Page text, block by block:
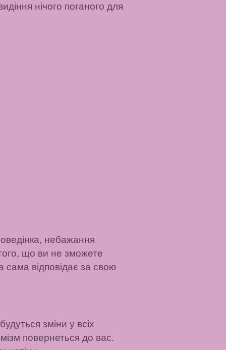
нічого поганого для
небажання
що ви не зможете
сама відповідає за свою
зміни у всіх
повернеться до вас.